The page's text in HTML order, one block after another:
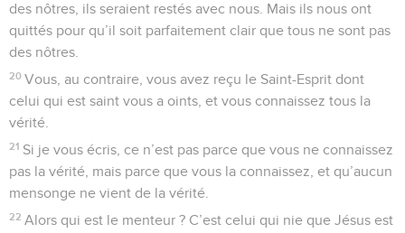
des nôtres, ils seraient restés avec nous. Mais ils nous ont
quittés pour qu’il soit parfaitement clair que tous ne sont pas
des nôtres.
20 Vous, au contraire, vous avez reçu le Saint-Esprit dont
celui qui est saint vous a oints, et vous connaissez tous la
vérité.
21 Si je vous écris, ce n’est pas parce que vous ne connaissez
pas la vérité, mais parce que vous la connaissez, et qu’aucun
mensonge ne vient de la vérité.
22 Alors qui est le menteur ? C’est celui qui nie que Jésus est